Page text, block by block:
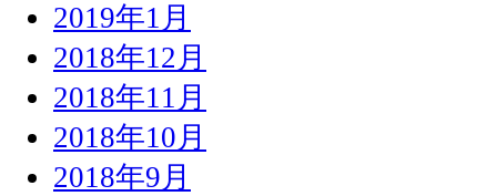
2019年1月
2018年12月
2018年11月
2018年10月
2018年9月